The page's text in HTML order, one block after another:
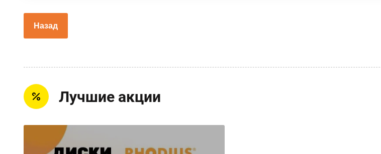
Назад
Лучшие акции